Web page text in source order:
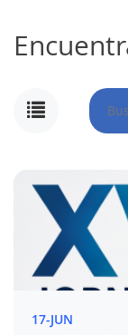
17-JUN